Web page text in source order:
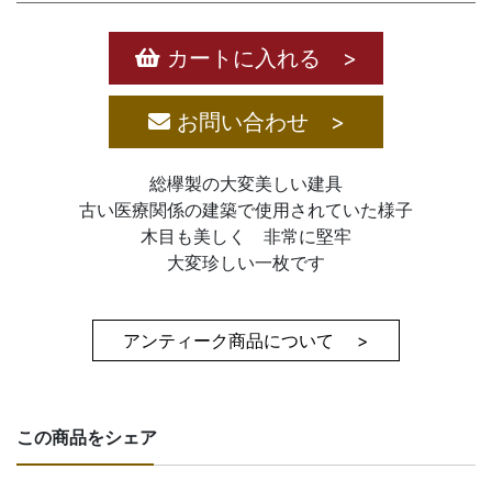
カートに入れる >
お問い合わせ >
総欅製の大変美しい建具
古い医療関係の建築で使用されていた様子
木目も美しく 非常に堅牢
大変珍しい一枚です
アンティーク商品について >
この商品をシェア